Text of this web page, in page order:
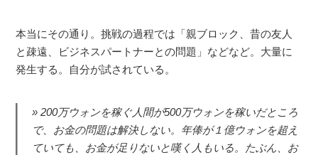
本当にその通り。挑戦の過程では「親ブロック、昔の友人
と疎遠、ビジネスパートナーとの問題」などなど。大量に
発生する。自分が試されている。
200万ウォンを稼ぐ人間が500万ウォンを稼いだところ
で、お金の問題は解決しない。年俸が１億ウォンを超え
ていても、お金が足りないと嘆く人もいる。たぶん、お